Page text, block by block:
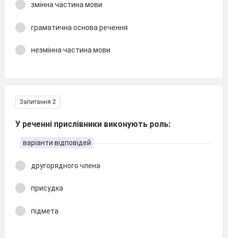
змінна частина мови
граматична основа речення
незмінна частина мови
Запитання 2
У реченні прислівники виконують роль:
варіанти відповідей
другорядного члена
присудка
підмета